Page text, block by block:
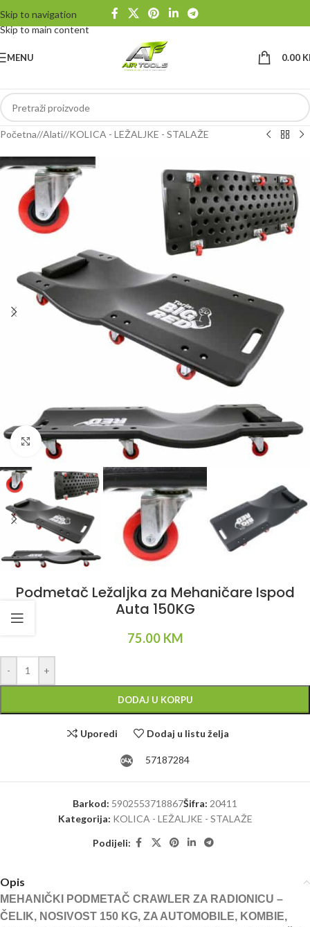
Skip to navigation
Skip to main content
MENU 0.00
Početna/ Alati/ KOLICA - LEŽALJKE - STALAŽE
Klikni da uvećaš
Podmetač Ležaljka za Mehaničare Ispod
Auta 150KG
75.00 KM
- +
DODAJ U KORPU
Uporedi Dodaj u listu želja
57187284
Barkod: 5902553718867Šifra: 20411
Kategorija: KOLICA - LEŽALJKE - STALAŽE
Podijeli:
Opis
MEHANIČKI PODMETAČ CRAWLER ZA RADIONICU –
ČELIK, NOSIVOST 150 KG, ZA AUTOMOBILE, KOMBIE,